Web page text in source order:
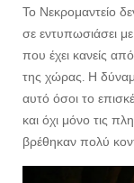
Το Νεκρομαντείο
σε εντυπωσιάσει
που έχει κανείς
της χώρας. Η
αυτό όσοι το
και όχι μόνο τις
βρέθηκαν πολύ